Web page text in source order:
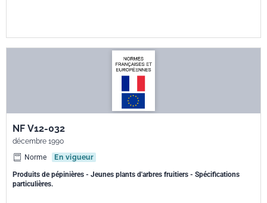
NF V12-032
décembre 1990
Norme
En vigueur
Produits de pépinières - Jeunes plants d'arbres fruitiers - Spécifications
particulières.